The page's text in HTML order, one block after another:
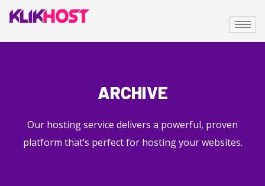
ARCHIVE
Our hosting service delivers a powerful, proven
platform that’s perfect for hosting your websites.